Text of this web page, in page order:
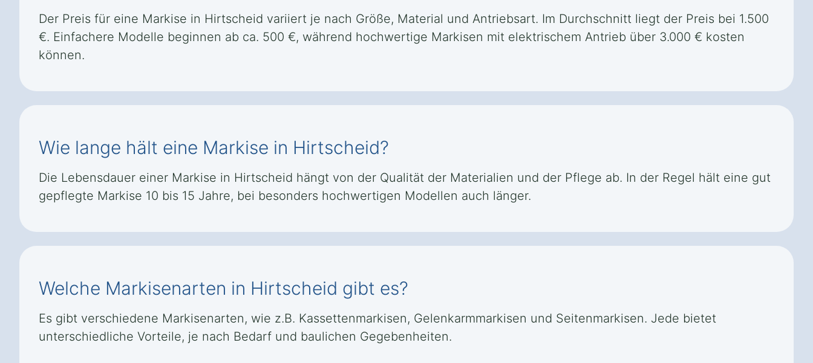
Der Preis für eine Markise in Hirtscheid variiert je nach Größe, Material und Antriebsart. Im Durchschnitt liegt der Preis bei 1.500
€. Einfachere Modelle beginnen ab ca. 500 €, während hochwertige Markisen mit elektrischem Antrieb über 3.000 € kosten
können.
Wie lange hält eine Markise in Hirtscheid?
Die Lebensdauer einer Markise in Hirtscheid hängt von der Qualität der Materialien und der Pflege ab. In der Regel hält eine gut
gepflegte Markise 10 bis 15 Jahre, bei besonders hochwertigen Modellen auch länger.
Welche Markisenarten in Hirtscheid gibt es?
Es gibt verschiedene Markisenarten, wie z.B. Kassettenmarkisen, Gelenkarmmarkisen und Seitenmarkisen. Jede bietet
unterschiedliche Vorteile, je nach Bedarf und baulichen Gegebenheiten.